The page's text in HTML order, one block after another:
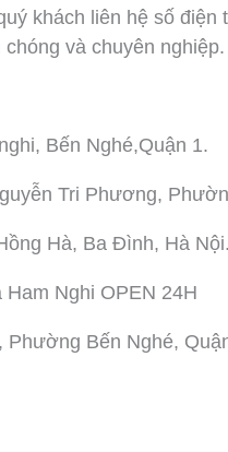
khách liên hệ số
và chuyên nghiệp.
Bến Nghé,Quận 1.
Tri Phương,
Hà, Ba Đình, Hà Nội.
Ham Nghi OPEN 24H
Phường Bến Nghé,